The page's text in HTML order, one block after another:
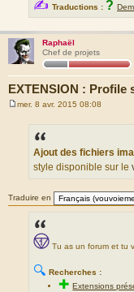
✍ Traductions : ?
Raphaël
Chef de projets
EXTENSION : Profile
mer. 8 avr. 2015 08:08
Ajout des fichiers
style disponible sur le
Traduire en
Tu as un forum et tu
🔍 Recherches :
✚Extensions